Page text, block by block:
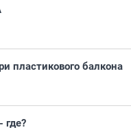
пластикового балкона
где?